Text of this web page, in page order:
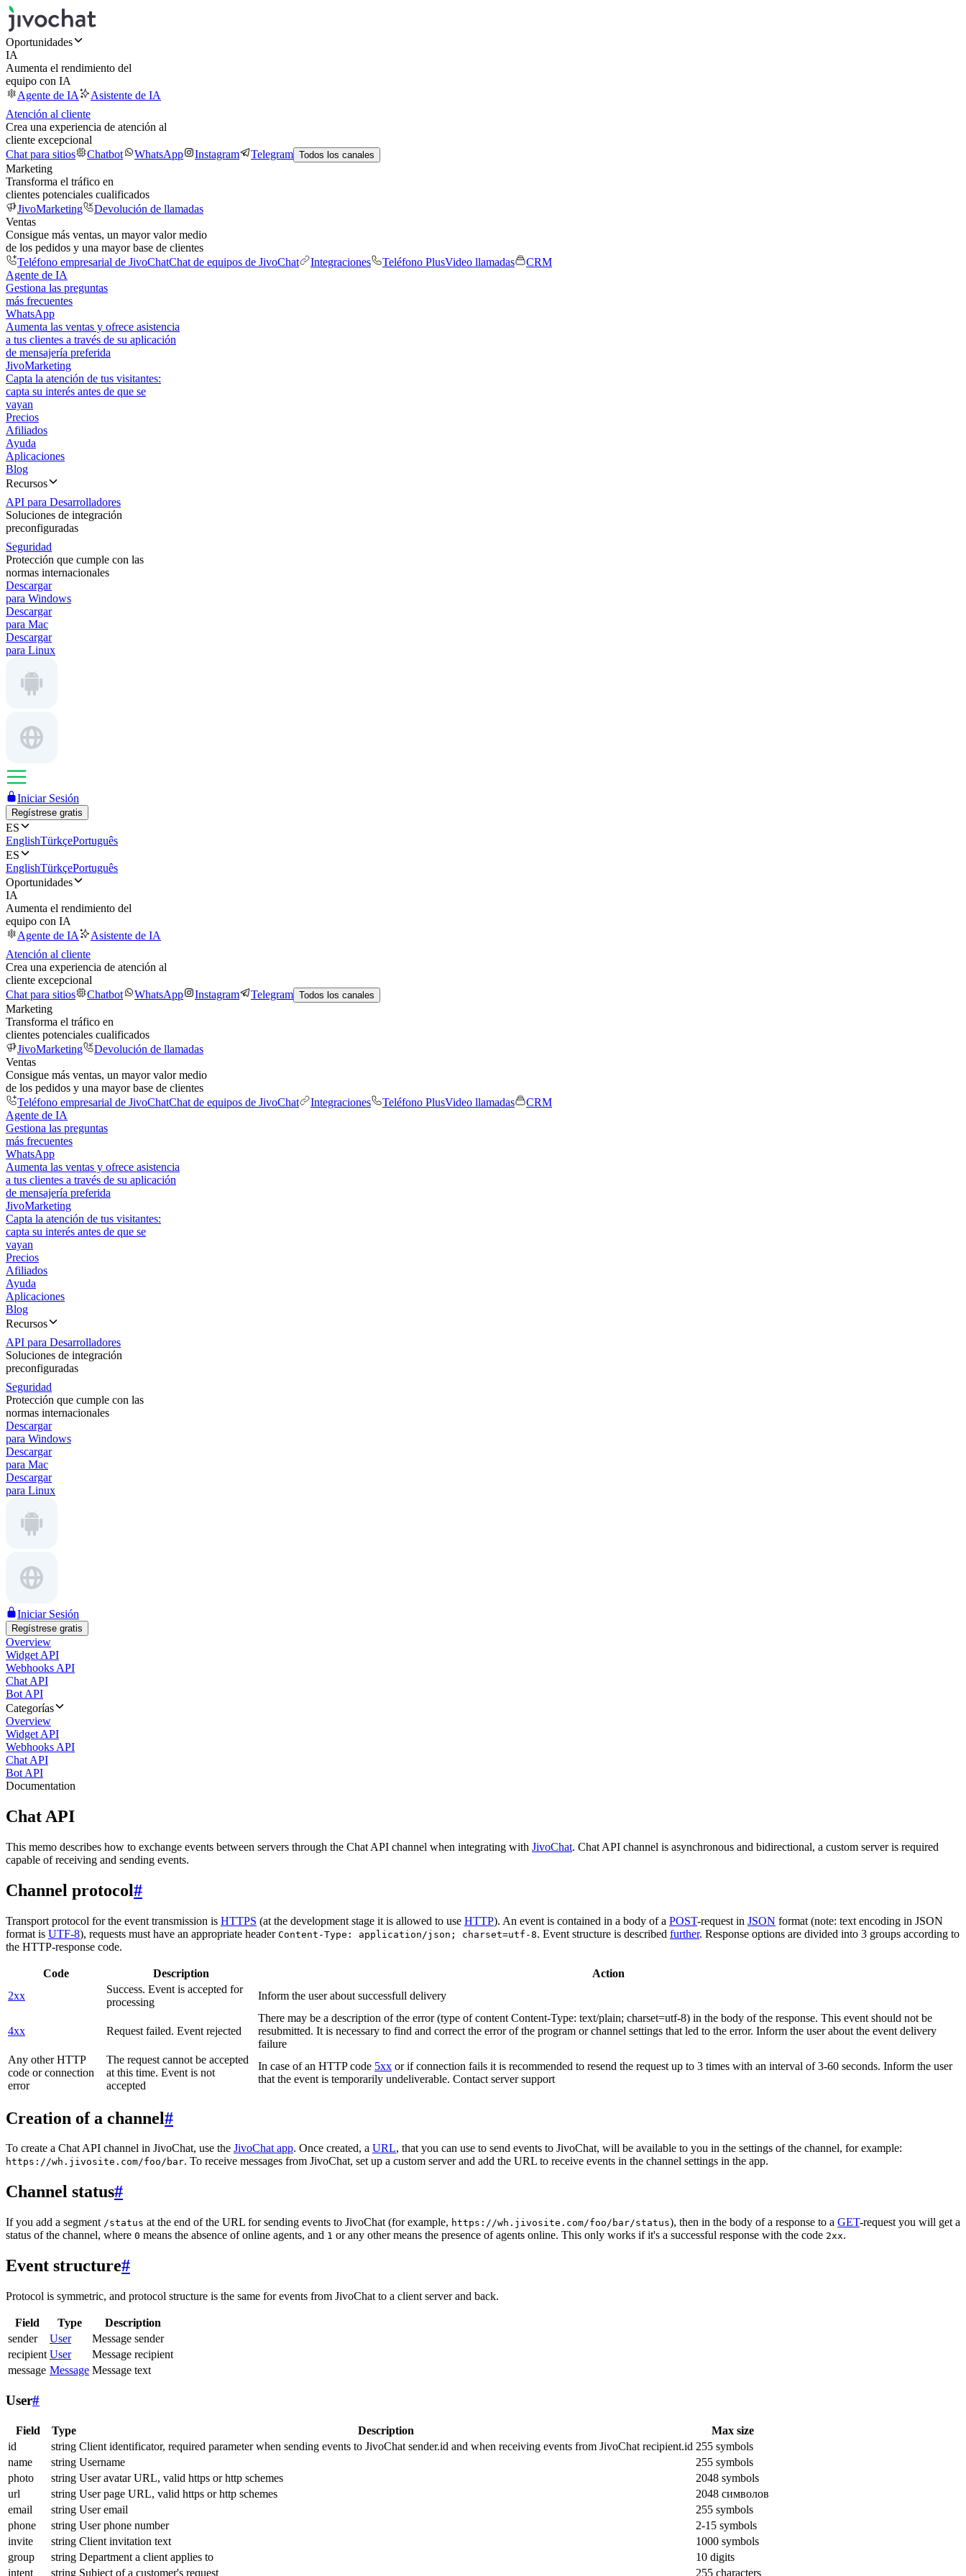
Oportunidades
IA
Aumenta el rendimiento del
equipo con IA
Agente de IA
Asistente de IA
Atención al cliente
Crea una experiencia de atención al
cliente excepcional
Chat para sitios
Chatbot WhatsApp Instagram Telegram Todos los canales
Marketing
Transforma el tráfico en
clientes potenciales cualificados
JivoMarketing
Devolución de llamadas
Ventas
Consigue más ventas, un mayor valor medio
de los pedidos y una mayor base de clientes
Teléfono empresarial de JivoChatChat de equipos de JivoChat Integraciones Teléfono PlusVideo llamadas
CRM
Agente de IA
Gestiona las preguntas
más frecuentes
WhatsApp
Aumenta las ventas y ofrece asistencia
a tus clientes a través de su aplicación
de mensajería preferida
JivoMarketing
Capta la atención de tus visitantes:
capta su interés antes de que se
vayan
Precios
Afiliados
Ayuda
Aplicaciones
Blog
Recursos
API para Desarrolladores
Soluciones de integración
preconfiguradas
Seguridad
Protección que cumple con las
normas internacionales
Descargar
para Windows
Descargar
para Mac
Descargar
para Linux
Iniciar Sesión
Regístrese gratis
ES
EnglishTürkçePortuguês
ES
EnglishTürkçePortuguês
Oportunidades
IA
Aumenta el rendimiento del
equipo con IA
Agente de IA
Asistente de IA
Atención al cliente
Crea una experiencia de atención al
cliente excepcional
Chat para sitios
Chatbot WhatsApp Instagram Telegram Todos los canales
Marketing
Transforma el tráfico en
clientes potenciales cualificados
JivoMarketing
Devolución de llamadas
Ventas
Consigue más ventas, un mayor valor medio
de los pedidos y una mayor base de clientes
Teléfono empresarial de JivoChatChat de equipos de JivoChat Integraciones Teléfono PlusVideo llamadas
CRM
Agente de IA
Gestiona las preguntas
más frecuentes
WhatsApp
Aumenta las ventas y ofrece asistencia
a tus clientes a través de su aplicación
de mensajería preferida
JivoMarketing
Capta la atención de tus visitantes:
capta su interés antes de que se
vayan
Precios
Afiliados
Ayuda
Aplicaciones
Blog
Recursos
API para Desarrolladores
Soluciones de integración
preconfiguradas
Seguridad
Protección que cumple con las
normas internacionales
Descargar
para Windows
Descargar
para Mac
Descargar
para Linux
Iniciar Sesión
Regístrese gratis
Overview
Widget API
Webhooks API
Chat API
Bot API
Categorías
Overview
Widget API
Webhooks API
Chat API
Bot API
Documentation
Chat API
This memo describes how to exchange events between servers through the Chat API channel when integrating with JivoChat. Chat API channel is asynchronous and bidirectional, a custom server is required
capable of receiving and sending events.
Channel protocol#
Transport protocol for the event transmission is HTTPS (at the development stage it is allowed to use HTTP). An event is contained in a body of a POST-request in JSON format (note: text encoding in JSON
format is UTF-8), requests must have an appropriate header Content-Type: application/json; charset=utf-8. Event structure is described further. Response options are divided into 3 groups according to
the HTTP-response code.
Code Description
Action
2xx
Success. Event is accepted for
processing
Inform the user about successfull delivery
4xx Request failed. Event rejected
There may be a description of the error (type of content Content-Type: text/plain; charset=utf-8) in the body of the response. This event should not be
resubmitted. It is necessary to find and correct the error of the program or channel settings that led to the error. Inform the user about the event delivery
failure
Any other HTTP
code or connection
error
The request cannot be accepted
at this time. Event is not
accepted
In case of an HTTP code 5xx or if connection fails it is recommended to resend the request up to 3 times with an interval of 3-60 seconds. Inform the user
that the event is temporarily undeliverable. Contact server support
Creation of a channel#
To create a Chat API channel in JivoChat, use the JivoChat app. Once created, a URL, that you can use to send events to JivoChat, will be available to you in the settings of the channel, for example:
https://wh.jivosite.com/foo/bar. To receive messages from JivoChat, set up a custom server and add the URL to receive events in the channel settings in the app.
Channel status#
If you add a segment /status at the end of the URL for sending events to JivoChat (for example, https://wh.jivosite.com/foo/bar/status), then in the body of a response to a GET-request you will get a
status of the channel, where 0 means the absence of online agents, and 1 or any other means the presence of agents online. This only works if it's a successful response with the code 2xx.
Event structure#
Protocol is symmetric, and protocol structure is the same for events from JivoChat to a client server and back.
Field Type
Description
sender
User
Message sender
recipient User
Message recipient
message Message Message text
User#
Field Type Description
Max size
id
string Client identificator, required parameter when sending events to JivoChat sender.id and when receiving events from JivoChat recipient.id 255 symbols
name
string Username
255 symbols
photo
string User avatar URL, valid https or http schemes
2048 symbols
url
string User page URL, valid https or http schemes
2048 символов
email
string User email
255 symbols
phone
string User phone number
2-15 symbols
invite
string Client invitation text
1000 symbols
group
string Department a client applies to
10 digits
intent
string Subject of a customer's request 255 characters